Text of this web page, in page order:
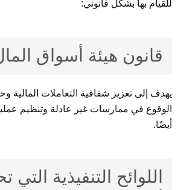
للقيام بها بشكل قانوني:
قانون هيئة أسواق
يهدف إلى تعزيز شفافية التعاملات المالية
الوقوع في ممارسات غير عادلة وتنظيم
أيضًا.
اللوائح التنفيذية